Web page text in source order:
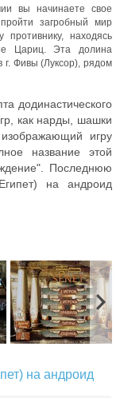
вы начинаете свое
загробный мир
находясь
Цариц. Эта долина
г. Фивы (Луксор), рядом
додинастического
как нарды, шашки
игру
название этой
Последнюю
на андроид
на андроид